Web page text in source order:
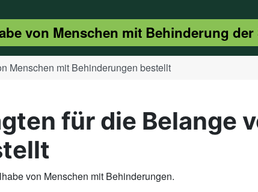
von Menschen mit Behinderung der
Menschen mit Behinderungen bestellt
für die Belange
von Menschen mit Behinderungen.